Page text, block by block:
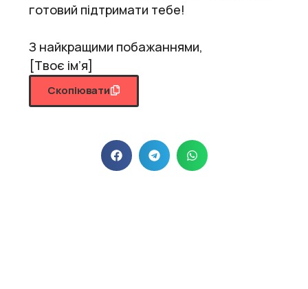
готовий підтримати тебе!
З найкращими побажаннями,
[Твоє ім’я]
Скопіювати